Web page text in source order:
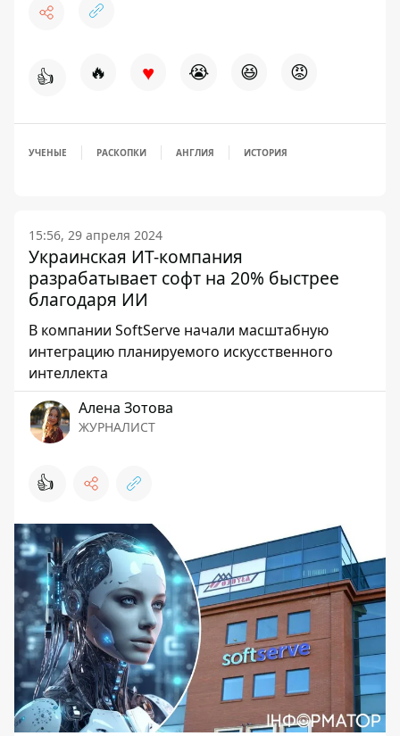
👍 🔥 ♥ 😭 😆 😡
УЧЕНЫЕ РАСКОПКИ АНГЛИЯ ИСТОРИЯ
15:56, 29 апреля 2024
Украинская ИТ-компания
разрабатывает софт на 20% быстрее
благодаря ИИ
В компании SoftServe начали масштабную
интеграцию планируемого искусственного
интеллекта
Алена Зотова
ЖУРНАЛИСТ
👍